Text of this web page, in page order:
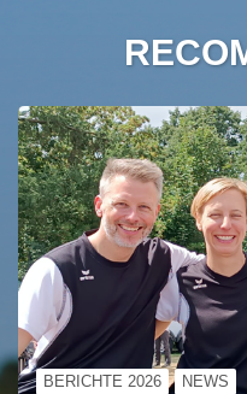
BERICHTE 2026 NEWS